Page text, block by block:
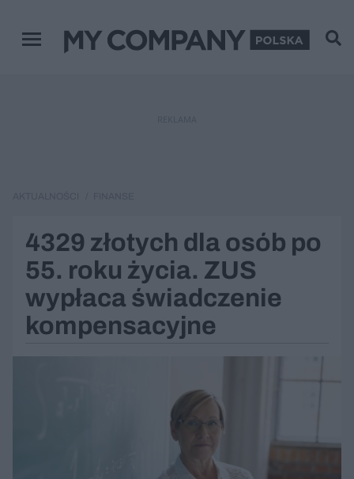
Menu główne
4329 złotych dla osób po
55. roku życia. ZUS
wypłaca świadczenie
kompensacyjne